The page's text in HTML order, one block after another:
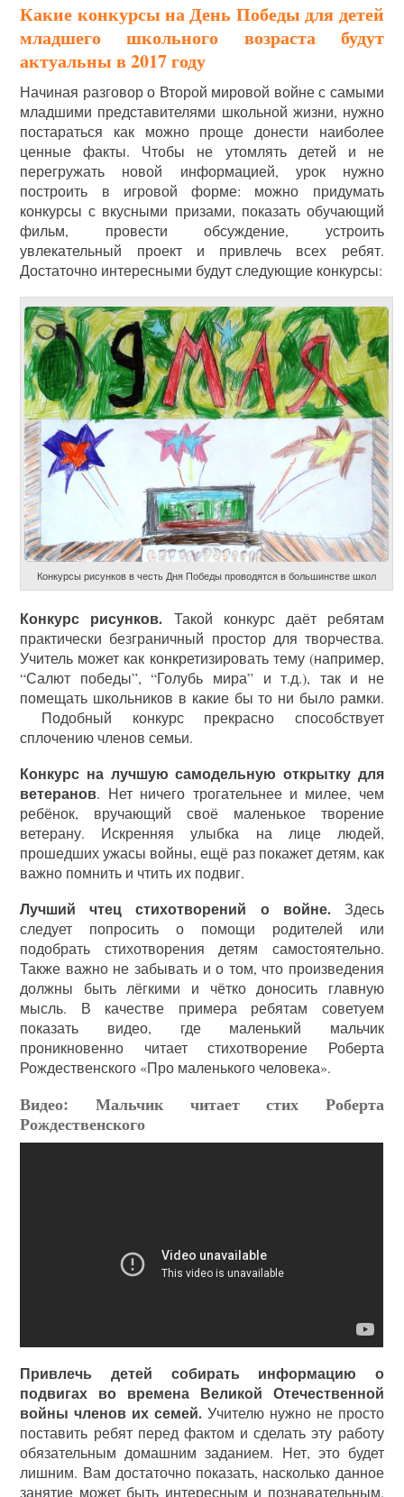
Какие конкурсы на День Победы для детей
младшего школьного возраста будут
актуальны в 2017 году
Начиная разговор о Второй мировой войне с самыми
младшими представителями школьной жизни, нужно
постараться как можно проще донести наиболее
ценные факты. Чтобы не утомлять детей и не
перегружать новой информацией, урок нужно
построить в игровой форме: можно придумать
конкурсы с вкусными призами, показать обучающий
фильм, провести обсуждение, устроить
увлекательный проект и привлечь всех ребят.
Достаточно интересными будут следующие конкурсы:
Конкурсы рисунков в честь Дня Победы проводятся в большинстве школ
Конкурс рисунков.Такой конкурс даёт ребятам
практически безграничный простор для творчества.
Учитель может как конкретизировать тему (например,
“Салют победы”, “Голубь мира” и т.д.), так и не
помещать школьников в какие бы то ни было рамки.
Подобный конкурс прекрасно способствует
сплочению членов семьи.
Конкурс на лучшую самодельную открытку для
ветеранов. Нет ничего трогательнее и милее, чем
ребёнок, вручающий своё маленькое творение
ветерану. Искренняя улыбка на лице людей,
прошедших ужасы войны, ещё раз покажет детям, как
важно помнить и чтить их подвиг.
Лучший чтец стихотворений о войне.Здесь
следует попросить о помощи родителей или
подобрать стихотворения детям самостоятельно.
Также важно не забывать и о том, что произведения
должны быть лёгкими и чётко доносить главную
мысль. В качестве примера ребятам советуем
показать видео, где маленький мальчик
проникновенно читает стихотворение Роберта
Рождественского «Про маленького человека».
Видео: Мальчик читает стих Роберта
Рождественского
Привлечь детей собирать информацию о
подвигах во времена Великой Отечественной
войны членов их семей. Учителю нужно не просто
поставить ребят перед фактом и сделать эту работу
обязательным домашним заданием. Нет, это будет
лишним. Вам достаточно показать, насколько данное
занятие может быть интересным и познавательным.